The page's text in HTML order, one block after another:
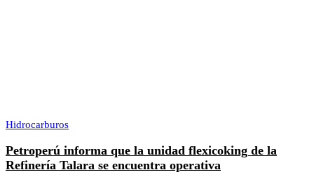
Hidrocarburos
Petroperú informa que la unidad flexicoking de la
Refinería Talara se encuentra operativa